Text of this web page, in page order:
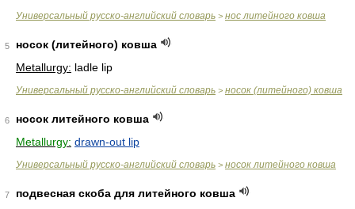
Универсальный русско-английский словарь > нос литейного ковша
5
носок (литейного) ковша
Metallurgy: ladle lip
Универсальный русско-английский словарь > носок (литейного) ковша
6
носок литейного ковша
Metallurgy: drawn-out lip
Универсальный русско-английский словарь > носок литейного ковша
7
подвесная скоба для литейного ковша